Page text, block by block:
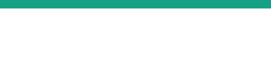
Політика конфіденційності та захисту персональних даних